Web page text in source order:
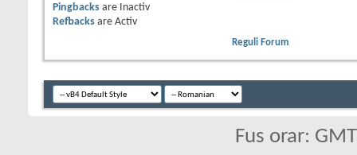
Pingbacks are
Inactiv
Refbacks are Activ
Reguli Forum
Fus orar: